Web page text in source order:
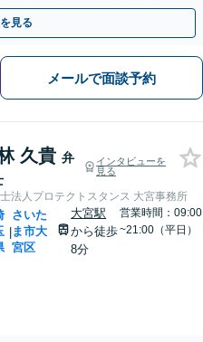
見る
メールで面談予約
久貴 弁
インタビューを
見る
法人プロテクトスタンス 大宮事務所
|
さいた
ま市大
宮区
大宮駅
から徒歩
8分
営業時間：09:00
~21:00（平日）